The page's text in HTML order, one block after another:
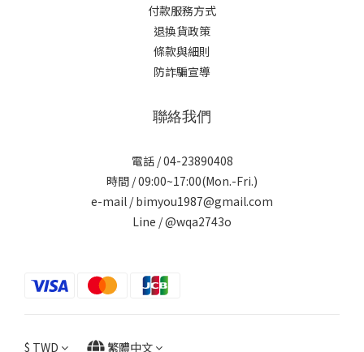
付款服務方式
退換貨政策
條款與細則
防詐騙宣導
聯絡我們
電話 / 04-23890408
時間 / 09:00~17:00(Mon.-Fri.)
e-mail / bimyou1987@gmail.com
Line /@wqa2743o
$ TWD 繁體中文